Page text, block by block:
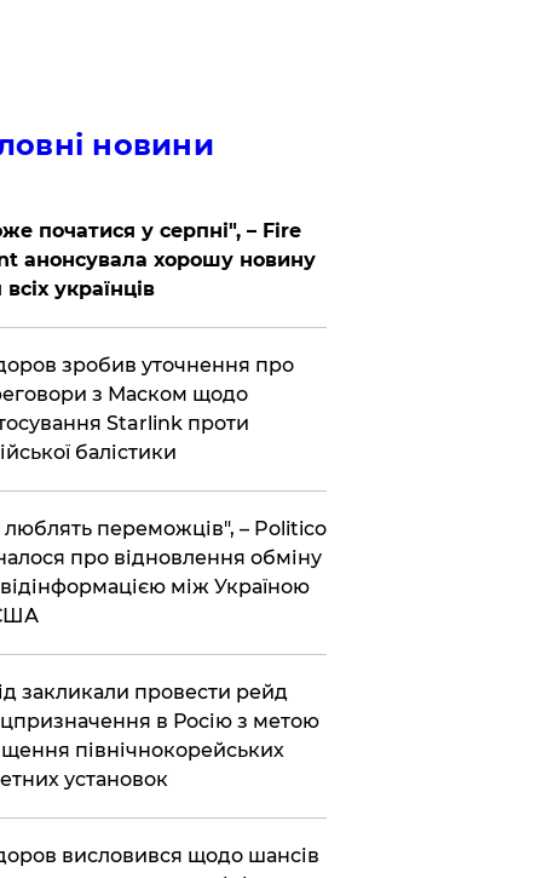
новини
початися у серпні", – Fire
анонсувала хорошу новину
українців
зробив уточнення про
з Маском щодо
Starlink проти
балістики
люблять переможців", – Politico
про відновлення обміну
між Україною
закликали провести рейд
в Росію з метою
північнокорейських
установок
висловився щодо шансів